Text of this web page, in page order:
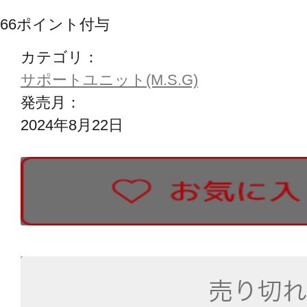
66ポイント付与
カテゴリ：
サポートユニット(M.S.G)
発売月：
2024年8月22日